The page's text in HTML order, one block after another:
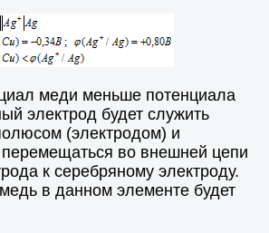
меди меньше потенциала
электрод будет служить
(электродом) и
перемещаться во внешней цепи
к серебряному электроду.
в данном элементе будет